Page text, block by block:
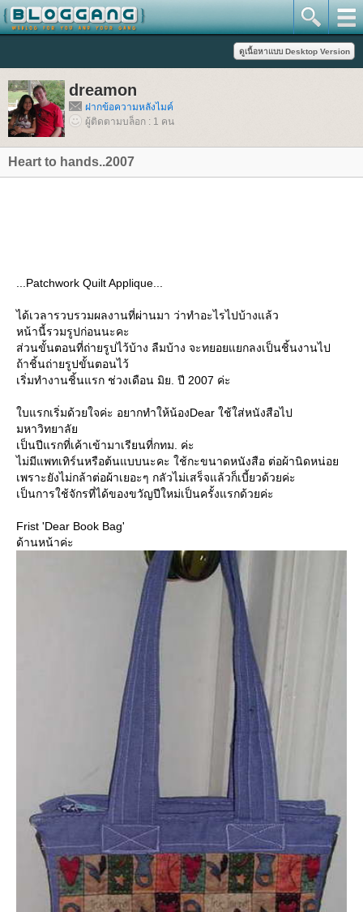
dreamon
ฝากข้อความหลังไมค์
ผู้ติดตามบล็อก : 1 คน
Heart to hands..2007
...Patchwork Quilt Applique...
ได้เวลารวบรวมผลงานที่ผ่านมา ว่าทำอะไรไปบ้างแล้ว
หน้านี้รวมรูปก่อนนะคะ
ส่วนขั้นตอนที่ถ่ายรูปไว้บ้าง ลืมบ้าง จะทยอยแยกลงเป็นชิ้นงานไป
ถ้าชิ้นถ่ายรูปขั้นตอนไว้
เริ่มทำงานชิ้นแรก ช่วงเดือน มิย. ปี 2007 ค่ะ
บแรกเริ่มด้วยใจค่ะ อยากทำให้น้องDear ใช้ใส่หนังสือไป
มหาวิทยาลั
เป็นปีแรกที่เค้าเข้ามาเรียนที่กทม. ค่ะ
ไม่มีแพทเทิร์นหรือต้นแบบนะคะ ใช้กะขนาดหนังสือ ต่อผ้านิดหน่อ
เพราะยังไม่กล้าต่อผ้าเยอะๆ กลัวไม่เสร็จแล้วก็เบี้ยวด้วยค่ะ
เป็นการใช้จักรที่ได้ของขวัญปีใหม่เป็นครั้งแรกด้วยค่ะ
Frist 'Dear Book Bag'
ด้านหน้าค่ะ